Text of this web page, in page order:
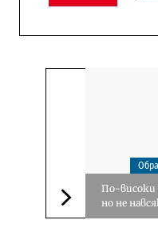
Следваща
По-високи
но не